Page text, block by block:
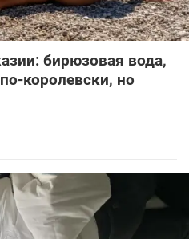
бирюзовая вода,
королевски, но